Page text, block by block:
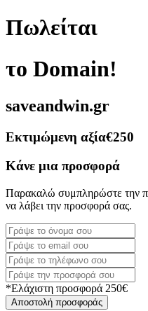
Πωλείται
το Domain!
saveandwin.gr
Εκτιμώμενη αξία€250
Κάνε μια προσφορά
Παρακαλώ συμπληρώστε την
να λάβει την προσφορά σας.
*Ελάχιστη προσφορά 250€
Αποστολή προσφοράς